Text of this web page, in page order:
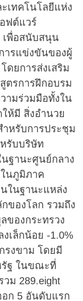
เทคโนโลยีแห่ง
ฟต์แวร์
เพื่อสนับสนุน
ารแข่งขันของผู้
ดยการส่งเสริม
ตรการฝึกอบรม
ามร่วมมือทั้งใน
ห้มี สิ่งอำนวย
หรับการประชุม
รับบริษัท
ฐานะศูนย์กลาง
นภูมิภาค
ในฐานะแหล่ง
ของโลก รวมถึง
ของกระทรวง
เล็กน้อย -1.0%
รงขาม โดยมี
รัฐ ในขณะที่
ม 289.eight
ก 5 อันดับแรก